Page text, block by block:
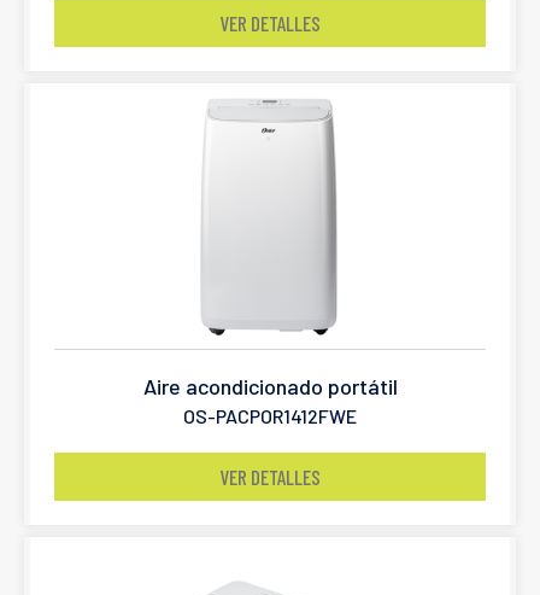
VER DETALLES
Aire acondicionado portátil
OS-PACPOR1412FWE
VER DETALLES